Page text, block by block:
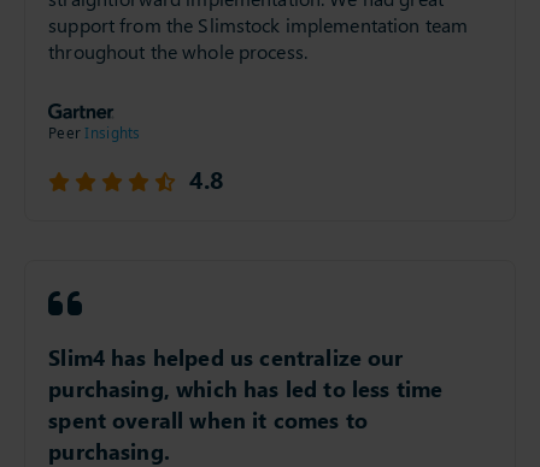
support from the Slimstock implementation team
throughout the whole process.
4.8
Slim4 has helped us centralize our
purchasing, which has led to less time
spent overall when it comes to
purchasing.